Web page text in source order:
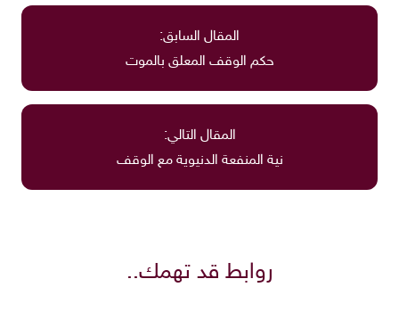
المقال السابق:
حكم الوقف المعلق بالموت
المقال التالي:
نية المنفعة الدنيوية مع الوقف
روابط قد تهمك..